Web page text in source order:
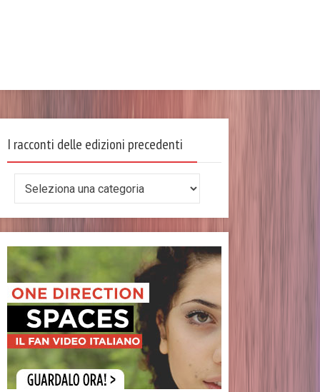
I racconti delle edizioni precedenti
delle
edizioni
precedenti